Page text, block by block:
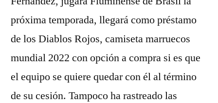
próxima temporada, llegará como préstamo
de los Diablos Rojos, camiseta marruecos
mundial 2022 con opción a compra si es que
el equipo se quiere quedar con él al término
de su cesión. Tampoco ha rastreado las